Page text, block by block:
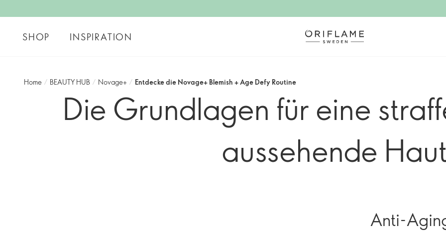
SHOP INSPIRATION
Home / BEAUTY HUB / Novage+ / Entdecke die Novage+ Blemish + Age Defy Routine
Die Grundlagen für eine
aussehende
Anti-